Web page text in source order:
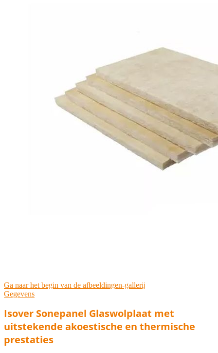
Ga naar het begin van de afbeeldingen-gallerij
Gegevens
Isover Sonepanel Glaswolplaat met
uitstekende akoestische en thermische
prestaties